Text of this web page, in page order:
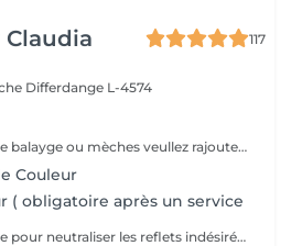
117
Differdange L-4574
Pour tous les services de balayge ou mèches veullez rajouter un service patine.
Couleur
( obligatoire après un service
Ce service est nécessaire pour neutraliser les reflets indésirées sur les longueurs ainsi que pour neutraliser les balayages/mèches et décoloration.